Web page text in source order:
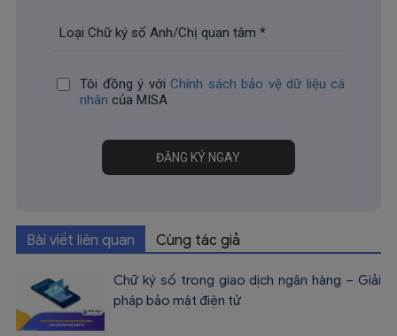
Tôi đồng ý với Chính sách bảo vệ dữ liệu cá
nhân của MISA
Bài viết liên quan Cùng tác giả
Chữ ký số trong giao dịch ngân hàng – Giải
pháp bảo mật điện tử